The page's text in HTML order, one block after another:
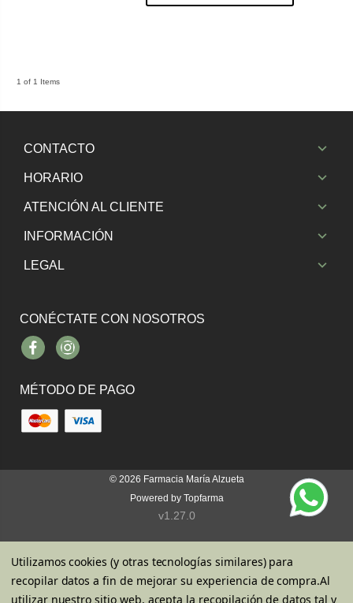
1 of 1 Items
CONTACTO
HORARIO
ATENCIÓN AL CLIENTE
INFORMACIÓN
LEGAL
CONÉCTATE CON NOSOTROS
FacebookInstagram
MÉTODO DE PAGO
© 2026 Farmacia María Alzueta
Powered by Topfarma
v1.27.0
Utilizamos cookies (y otras tecnologías similares) para
recopilar datos a fin de mejorar su experiencia de compra.Al
utilizar nuestro sitio web, acepta la recopilación de datos tal y